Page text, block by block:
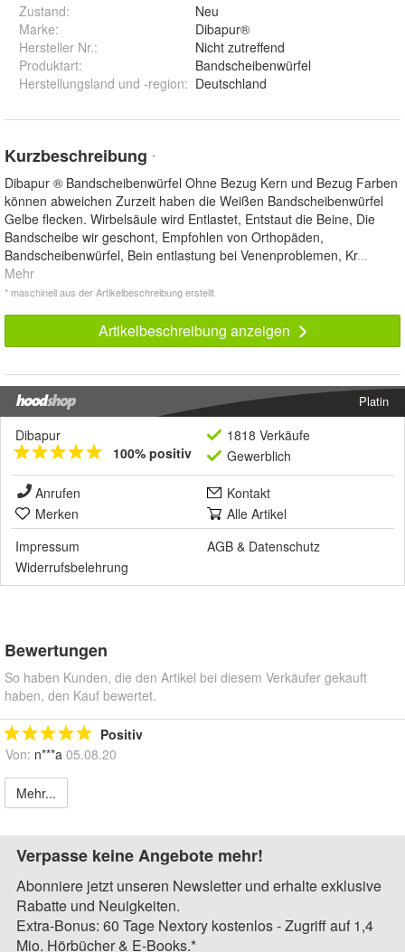
Zustand:
Neu
Marke:
Dibapur®
Hersteller Nr.:
Nicht zutreffend
Produktart:
Bandscheibenwürfel
Herstellungsland und -region: Deutschland
Kurzbeschreibung *
Dibapur ® Bandscheibenwürfel Ohne Bezug Kern und Bezug Farben
können abweichen Zurzeit haben die Weißen Bandscheibenwürfel
Gelbe flecken. Wirbelsäule wird Entlastet, Entstaut die Beine, Die
Bandscheibe wir geschont, Empfohlen von Orthopäden,
Bandscheibenwürfel, Bein entlastung bei Venenproblemen, Kr...
Mehr
* maschinell aus der Artikelbeschreibung erstellt
Artikelbeschreibung anzeigen
Platin
Dibapur
100% positiv
1818 Verkäufe
Gewerblich
Anrufen
Kontakt
Merken
Alle Artikel
Impressum
AGB & Datenschutz
Widerrufsbelehrung
Bewertungen
So haben Kunden, die den Artikel bei diesem Verkäufer gekauft
haben, den Kauf bewertet.
Positiv
Von: n***a 05.08.20
Mehr...
Verpasse keine Angebote mehr!
Abonniere jetzt unseren Newsletter und erhalte exklusive
Rabatte und Neuigkeiten.
Extra-Bonus: 60 Tage Nextory kostenlos - Zugriff auf 1,4
Mio. Hörbücher & E-Books.*